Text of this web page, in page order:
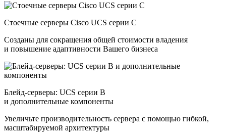
Стоечные серверы Cisco UCS серии C
Созданы для сокращения общей стоимости владения
и повышение адаптивности Вашего бизнеса
Блейд-серверы: UCS серии B
и дополнительные компоненты
Увеличьте производительность сервера с помощью гибкой,
масштабируемой архитектуры